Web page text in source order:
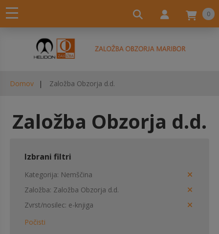
0
Domov Založba Obzorja d.d.
Založba Obzorja d.d.
Izbrani filtri
Kategorija Nemščina
Založba Založba Obzorja d.d.
Zvrst/nosilec e-knjiga
Počisti